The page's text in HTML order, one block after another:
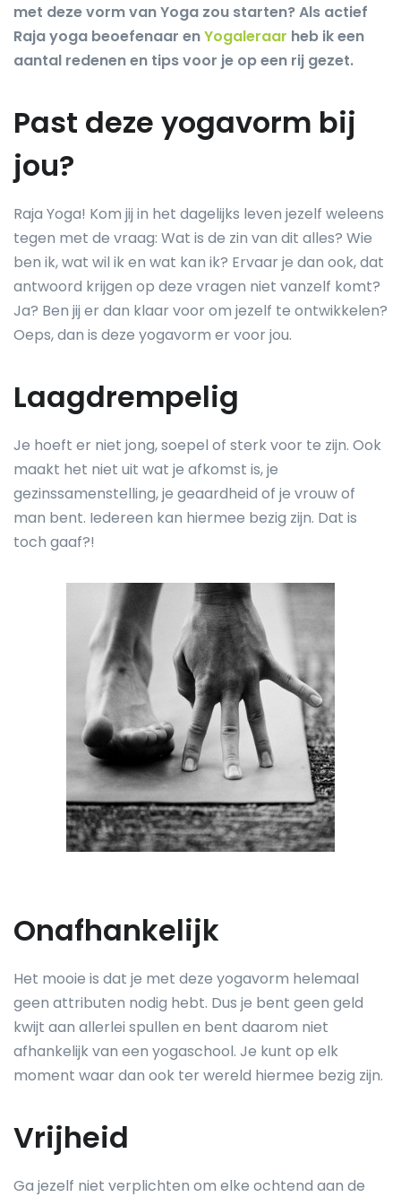
met deze vorm van Yoga zou starten? Als actief
Raja yoga beoefenaar enYogaleraar heb ik een
aantal redenen en tips voor je op een rij gezet.
Past deze yogavorm bij
jou?
Raja Yoga! Kom jij in het dagelijks leven jezelf weleens
tegen met de vraag: Wat is de zin van dit alles? Wie
ben ik, wat wil ik en wat kan ik? Ervaar je dan ook, dat
antwoord krijgen op deze vragen niet vanzelf komt?
Ja? Ben jij er dan klaar voor om jezelf te ontwikkelen?
Oeps, dan is deze yogavorm er voor jou.
Laagdrempelig
Je hoeft er niet jong, soepel of sterk voor te zijn. Ook
maakt het niet uit wat je afkomst is, je
gezinssamenstelling, je geaardheid of je vrouw of
man bent. Iedereen kan hiermee bezig zijn. Dat is
toch gaaf?!
Onafhankelijk
Het mooie is dat je met deze yogavorm helemaal
geen attributen nodig hebt. Dus je bent geen geld
kwijt aan allerlei spullen en bent daarom niet
afhankelijk van een yogaschool. Je kunt op elk
moment waar dan ook ter wereld hiermee bezig zijn.
Vrijheid
Ga jezelf niet verplichten om elke ochtend aan de